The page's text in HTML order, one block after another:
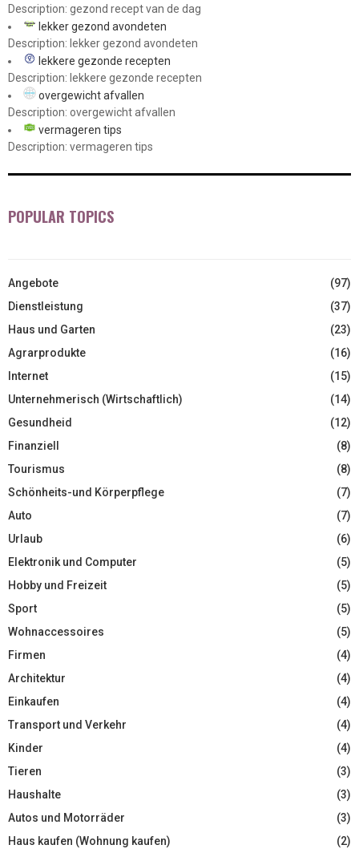
Description: gezond recept van de dag
lekker gezond avondeten
Description: lekker gezond avondeten
lekkere gezonde recepten
Description: lekkere gezonde recepten
overgewicht afvallen
Description: overgewicht afvallen
vermageren tips
Description: vermageren tips
POPULAR TOPICS
Angebote
(97)
Dienstleistung
(37)
Haus und Garten
(23)
Agrarprodukte
(16)
Internet
(15)
Unternehmerisch (Wirtschaftlich)
(14)
Gesundheid
(12)
Finanziell
(8)
Tourismus
(8)
Schönheits-und Körperpflege
(7)
Auto
(7)
Urlaub
(6)
Elektronik und Computer
(5)
Hobby und Freizeit
(5)
Sport
(5)
Wohnaccessoires
(5)
Firmen
(4)
Architektur
(4)
Einkaufen
(4)
Transport und Verkehr
(4)
Kinder
(4)
Tieren
(3)
Haushalte
(3)
Autos und Motorräder
(3)
Haus kaufen (Wohnung kaufen)
(2)